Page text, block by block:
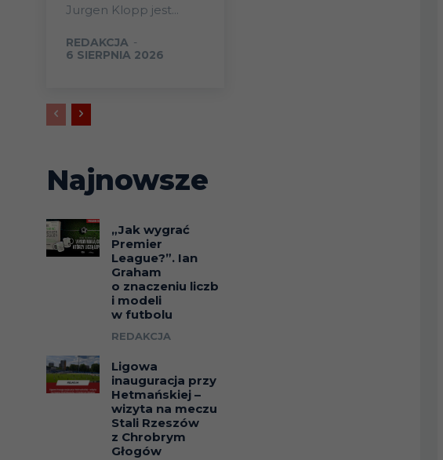
Jurgen Klopp jest...
REDAKCJA -
6 SIERPNIA 2026
Najnowsze
„Jak wygrać
Premier
League?”. Ian
Graham
o znaczeniu liczb
i modeli
w futbolu
REDAKCJA
Ligowa
inauguracja przy
Hetmańskiej –
wizyta na meczu
Stali Rzeszów
z Chrobrym
Głogów